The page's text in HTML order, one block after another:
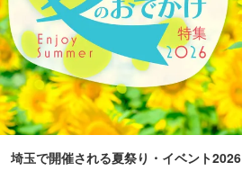
埼玉で開催される夏祭り・イベント2026